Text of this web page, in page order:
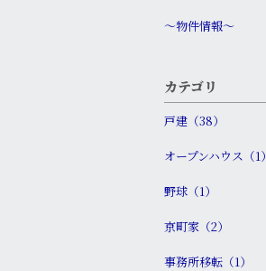
〜物件情報〜
カテゴリ
戸建（38）
オープンハウス（1）
野球（1）
京町家（2）
事務所移転（1）